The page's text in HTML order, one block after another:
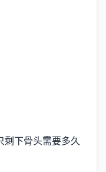
剩下骨头需要多久